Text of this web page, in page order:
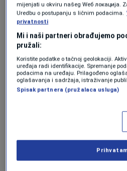
Zelenski nije diktator.
Rusija nije prijatelj
Ukrajina je prijatelj
Putinu se ne može
mijenjati u okviru našeg Wеб локација.
Uredbu o postupanju s ličnim podacima.
privatnosti
Mi i naši partneri obrađujemo
pružali:
Koristite podatke o tačnoj geolokaciji.
uređaja radi identifikacije. Spremanje
podacima na uređaju. Prilagođeno
oglašavanja i sadržaja, istraživanje
Spisak partnera (pružalaca usluga)